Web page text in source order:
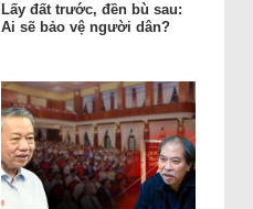
Lấy đất trước, đền bù sau:
Ai sẽ bảo vệ người dân?